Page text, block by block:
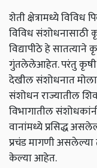
शेती क्षेत्रामध्ये
विविध संशोधनासाठी
विद्यापीठे हे
गुंतलेलेआहेत. परंतु कृषी
देखील संशोधनात
संशोधन राज्यातील
विभागातील
वानांमध्ये प्रसिद्ध
प्रचंड मागणी असलेल्या
केल्या आहेत.